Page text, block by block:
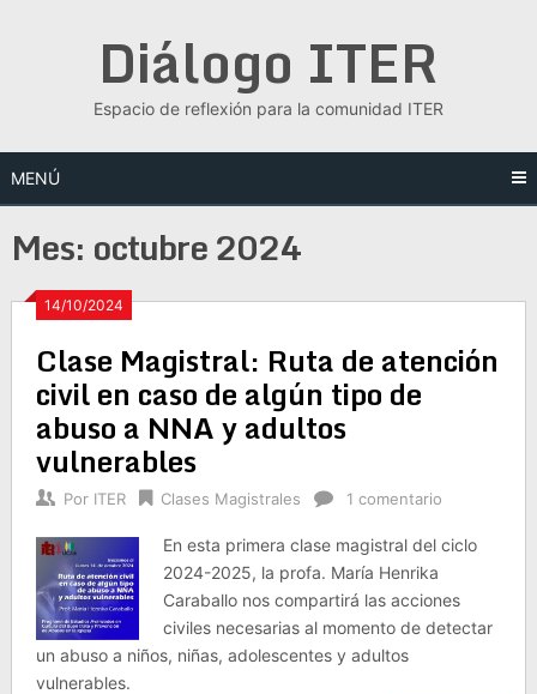
Diálogo ITER
Espacio de reflexión para la comunidad ITER
MENÚ
Mes: octubre 2024
14/10/2024
Clase Magistral: Ruta de atención
civil en caso de algún tipo de
abuso a NNA y adultos
vulnerables
Por ITER Clases Magistrales 1 comentario
En esta primera clase magistral del ciclo
2024-2025, la profa. María Henrika
Caraballo nos compartirá las acciones
civiles necesarias al momento de detectar
un abuso a niños, niñas, adolescentes y adultos
vulnerables.